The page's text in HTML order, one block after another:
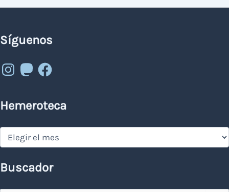
Síguenos
Instagram
MastodonFacebook
Hemeroteca
Hemeroteca
Buscador